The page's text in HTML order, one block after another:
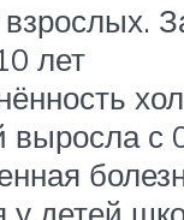
лет
выросла с